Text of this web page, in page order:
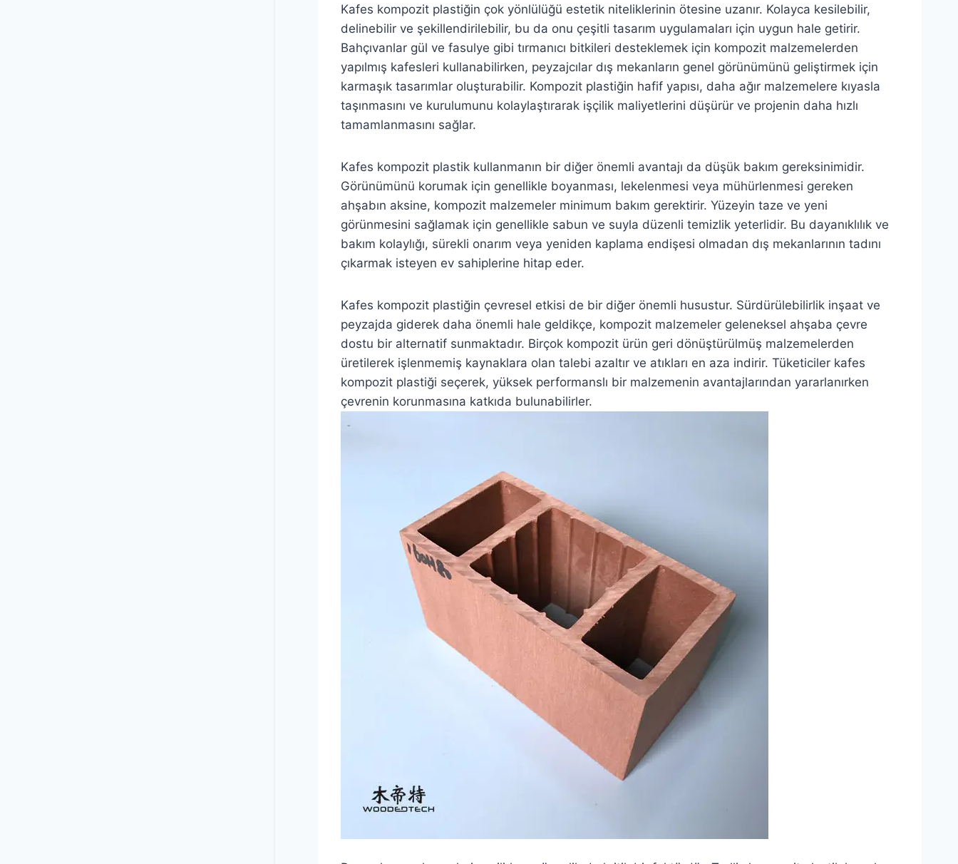
Kafes kompozit plastiğin çok yönlülüğü estetik niteliklerinin ötesine uzanır. Kolayca kesilebilir,
delinebilir ve şekillendirilebilir, bu da onu çeşitli tasarım uygulamaları için uygun hale getirir.
Bahçıvanlar gül ve fasulye gibi tırmanıcı bitkileri desteklemek için kompozit malzemelerden
yapılmış kafesleri kullanabilirken, peyzajcılar dış mekanların genel görünümünü geliştirmek için
karmaşık tasarımlar oluşturabilir. Kompozit plastiğin hafif yapısı, daha ağır malzemelere kıyasla
taşınmasını ve kurulumunu kolaylaştırarak işçilik maliyetlerini düşürür ve projenin daha hızlı
tamamlanmasını sağlar.
Kafes kompozit plastik kullanmanın bir diğer önemli avantajı da düşük bakım gereksinimidir.
Görünümünü korumak için genellikle boyanması, lekelenmesi veya mühürlenmesi gereken
ahşabın aksine, kompozit malzemeler minimum bakım gerektirir. Yüzeyin taze ve yeni
görünmesini sağlamak için genellikle sabun ve suyla düzenli temizlik yeterlidir. Bu dayanıklılık ve
bakım kolaylığı, sürekli onarım veya yeniden kaplama endişesi olmadan dış mekanlarının tadını
çıkarmak isteyen ev sahiplerine hitap eder.
Kafes kompozit plastiğin çevresel etkisi de bir diğer önemli husustur. Sürdürülebilirlik inşaat ve
peyzajda giderek daha önemli hale geldikçe, kompozit malzemeler geleneksel ahşaba çevre
dostu bir alternatif sunmaktadır. Birçok kompozit ürün geri dönüştürülmüş malzemelerden
üretilerek işlenmemiş kaynaklara olan talebi azaltır ve atıkları en aza indirir. Tüketiciler kafes
kompozit plastiği seçerek, yüksek performanslı bir malzemenin avantajlarından yararlanırken
çevrenin korunmasına katkıda bulunabilirler.